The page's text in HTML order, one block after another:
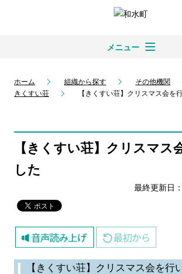
メニュー
ホーム 組織から探す
その他機関
きくすい荘
【きくすい荘】クリスマス会を
【きくすい荘】クリスマス
した
最終更新日
【きくすい荘】クリスマス会を行